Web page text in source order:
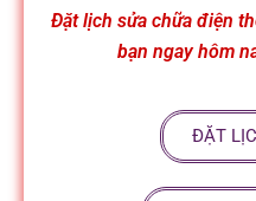
h
Đặt lịch sửa chữa điện
bạn ngay hôm
ĐẶT